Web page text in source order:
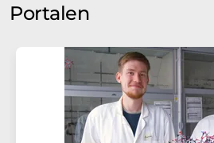
Portalen